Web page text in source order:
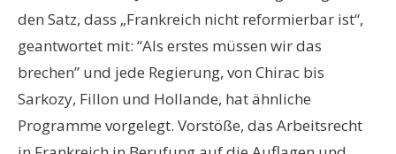
den Satz, dass „Frankreich nicht reformierbar ist“,
geantwortet mit: “Als erstes müssen wir das
brechen” und jede Regierung, von Chirac bis
Sarkozy, Fillon und Hollande, hat ähnliche
Programme vorgelegt. Vorstöße, das Arbeitsrecht